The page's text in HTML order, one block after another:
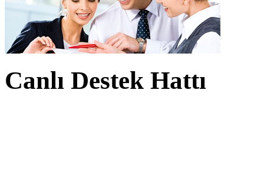
Canlı Destek Hattı